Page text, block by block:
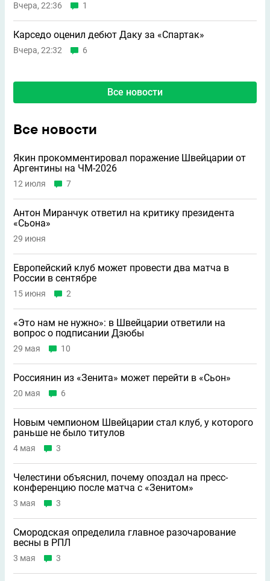
Вчера, 22:36 1
Карседо оценил дебют Даку за «Спартак»
Вчера, 22:32 6
Все новости
Все новости
Якин прокомментировал поражение Швейцарии от
Аргентины на ЧМ-2026
12 июля 7
Антон Миранчук ответил на критику президента
«Сьона»
29 июня
Европейский клуб может провести два матча в
России в сентябре
15 июня 2
«Это нам не нужно»: в Швейцарии ответили на
вопрос о подписании Дзюбы
29 мая 10
Россиянин из «Зенита» может перейти в «Сьон»
20 мая 6
Новым чемпионом Швейцарии стал клуб, у которого
раньше не было титулов
4 мая 3
Челестини объяснил, почему опоздал на пресс-
конференцию после матча с «Зенитом»
3 мая 3
Смородская определила главное разочарование
весны в РПЛ
3 мая 3